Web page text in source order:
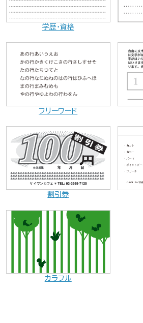
学歴・資格
フリーワード
割引券
カラフル